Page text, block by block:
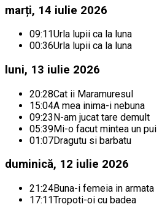
marți, 14 iulie 2026
09:11Urla lupii ca la luna
00:36Urla lupii ca la luna
luni, 13 iulie 2026
20:28Cat ii Maramuresul
15:04A mea inima-i nebuna
09:23N-am jucat tare demult
05:39Mi-o facut mintea un pui
01:07Dragutu si barbatu
duminică, 12 iulie 2026
21:24Buna-i femeia in armata
17:11Tropoti-oi cu badea